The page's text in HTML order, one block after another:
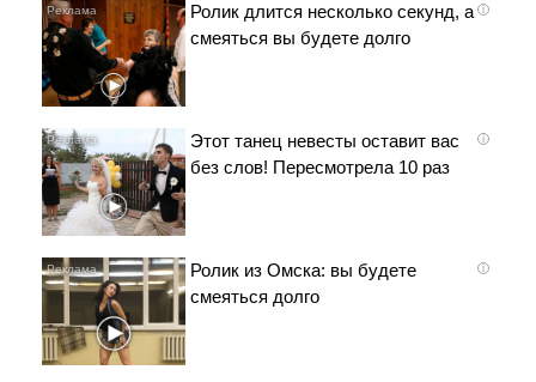
i
Ролик длится несколько секунд, а
смеяться вы будете долго
i
Этот танец невесты оставит вас
без слов! Пересмотрела 10 раз
i
Ролик из Омска: вы будете
смеяться долго